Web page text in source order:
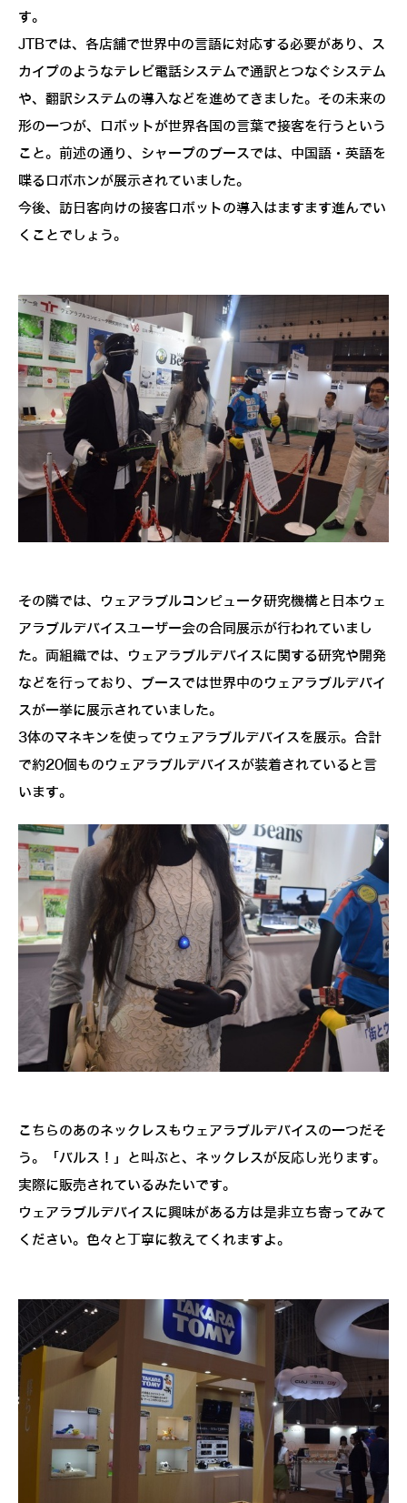
す。
JTBでは、各店舗で世界中の言語に対応する必要があり、ス
カイプのようなテレビ電話システムで通訳とつなぐシステム
や、翻訳システムの導入などを進めてきました。その未来の
形の一つが、ロボットが世界各国の言葉で接客を行うという
こと。前述の通り、シャープのブースでは、中国語・英語を
喋るロボホンが展示されていました。
今後、訪日客向けの接客ロボットの導入はますます進んでい
くことでしょう。
その隣では、ウェアラブルコンピュータ研究機構と日本ウェ
アラブルデバイスユーザー会の合同展示が行われていまし
た。両組織では、ウェアラブルデバイスに関する研究や開発
などを行っており、ブースでは世界中のウェアラブルデバイ
スが一挙に展示されていました。
3体のマネキンを使ってウェアラブルデバイスを展示。合計
で約20個ものウェアラブルデバイスが装着されていると言
います。
こちらのあのネックレスもウェアラブルデバイスの一つだそ
う。「バルス！」と叫ぶと、ネックレスが反応し光ります。
実際に販売されているみたいです。
ウェアラブルデバイスに興味がある方は是非立ち寄ってみて
ください。色々と丁寧に教えてくれますよ。